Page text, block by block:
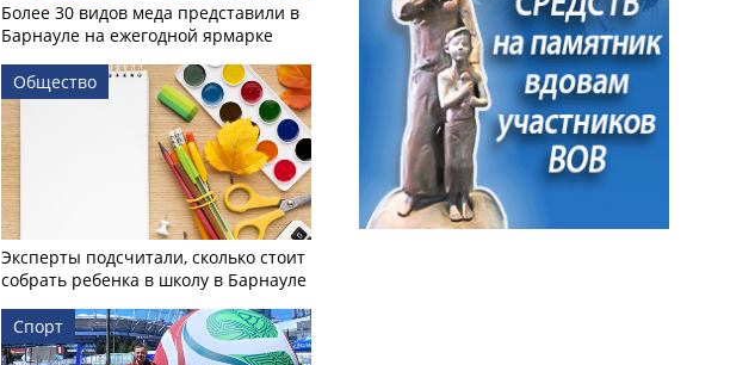
Более 30 видов меда представили в
Барнауле на ежегодной ярмарке
Общество
Эксперты подсчитали, сколько стоит
собрать ребенка в школу в Барнауле
Спорт